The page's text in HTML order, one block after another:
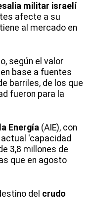
militar israelí
afecte a su
al mercado en
según el valor
en base a fuentes
barriles, de los que
fueron para la
Energía (AIE), con
'capacidad
3,8 millones de
que en agosto
del crudo